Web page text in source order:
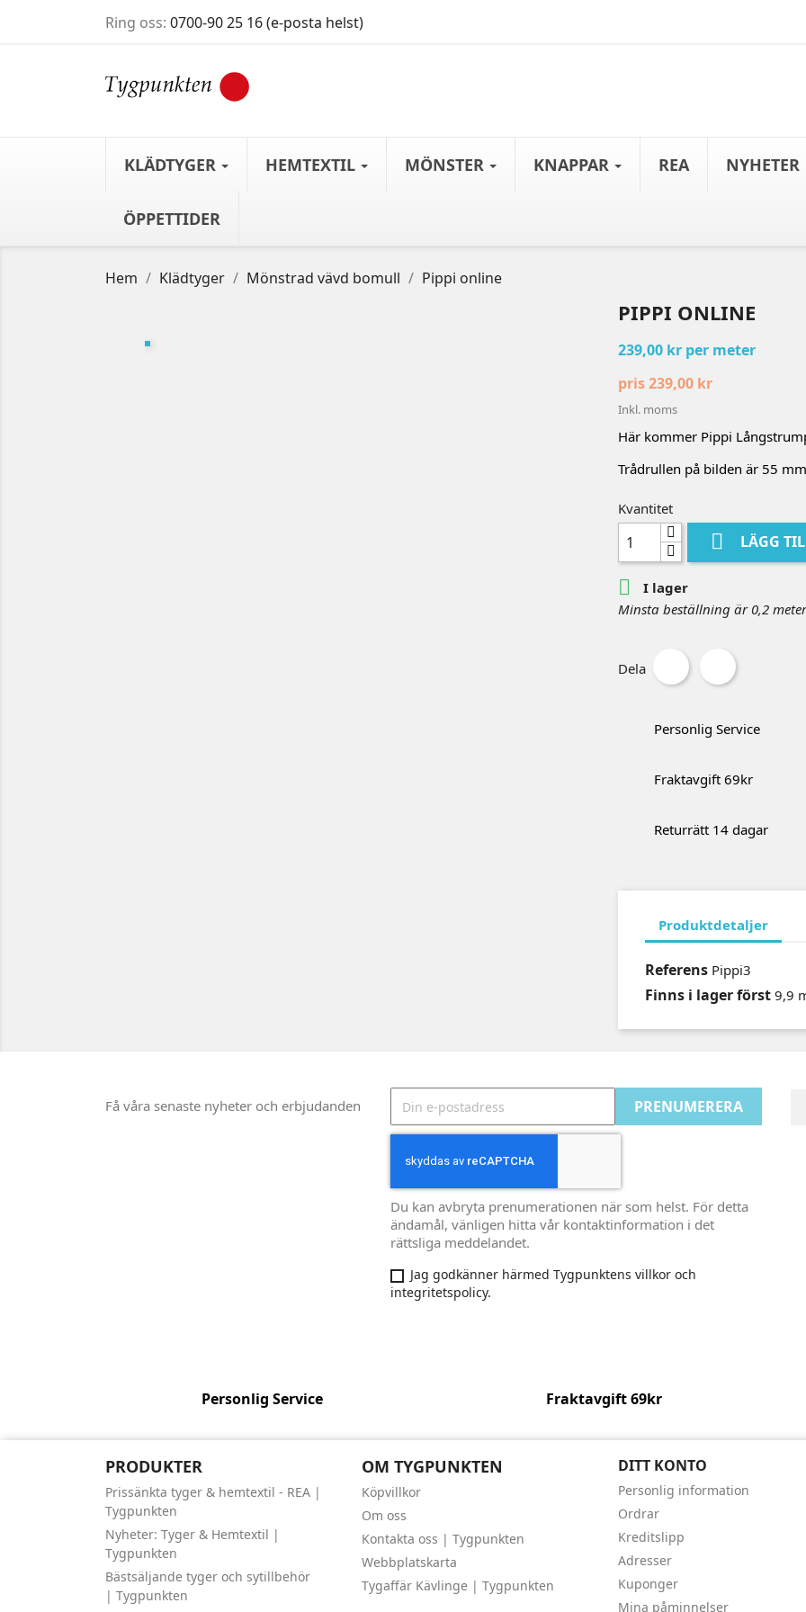
Ring oss: 0700-90 25 16 (e-posta helst)
KLÄDTYGER HEMTEXTIL MÖNSTER KNAPPAR REA NYHETER
ÖPPETTIDER
Hem Klädtyger Mönstrad vävd bomull Pippi online
PIPPI ONLINE
239,00 kr per meter
pris 239,00 kr
Inkl. moms
Här kommer Pippi
Trådrullen på bilden är 55
Kvantitet
 LÄGG

I lager
Minsta beställning är 0,2 meter
Dela
Personlig Service
Fraktavgift 69kr
Returrätt 14 dagar
Produktdetaljer
Referens Pippi3
Finns i lager först 9,9
Få våra senaste nyheter och erbjudanden
Du kan avbryta prenumerationen när som helst. För detta
ändamål, vänligen hitta vår kontaktinformation i det
rättsliga meddelandet.
Jag godkänner härmed Tygpunktens villkor och
integritetspolicy.
Personlig Service Fraktavgift 69kr
PRODUKTER
Prissänkta tyger & hemtextil - REA |
Tygpunkten
Nyheter: Tyger & Hemtextil |
Tygpunkten
Bästsäljande tyger och sytillbehör
| Tygpunkten
OM TYGPUNKTEN
Köpvillkor
Om oss
Kontakta oss | Tygpunkten
Webbplatskarta
Tygaffär Kävlinge | Tygpunkten
DITT KONTO
Personlig information
Ordrar
Kreditslipp
Adresser
Kuponger
Mina påminnelser